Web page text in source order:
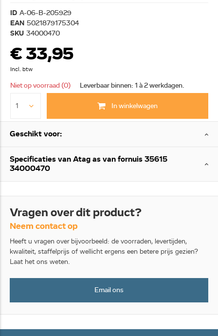
ID A-06-B-205929
EAN 5021879175304
SKU 34000470
€ 33,95
Incl. btw
Niet op voorraad (0) Leverbaar binnen: 1 à 2 werkdagen.
In winkelwagen
Geschikt voor:
Specificaties van Atag as van fornuis 35615
34000470
Vragen over dit product?
Neem contact op
Heeft u vragen over bijvoorbeeld: de voorraden, levertijden,
kwaliteit, staffelprijs of wellicht ergens een betere prijs gezien?
Laat het ons weten.
Email ons